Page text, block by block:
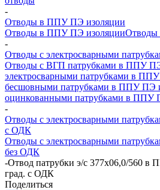
-
Отводы в ППУ ПЭ изоляции
Отводы в ППУ ПЭ изоляции
-
Отводы с электросварными
Отводы с ВГП патрубками в ППУ
электросварными патрубками в
бесшовными патрубками в ППУ ПЭ
оцинкованными патрубками в ППУ
-
Отводы с электросварными
с ОДК
Отводы с электросварными
без ОДК
-Отвод патрубки э/с 377х06,0/560
град. с ОДК
Поделиться